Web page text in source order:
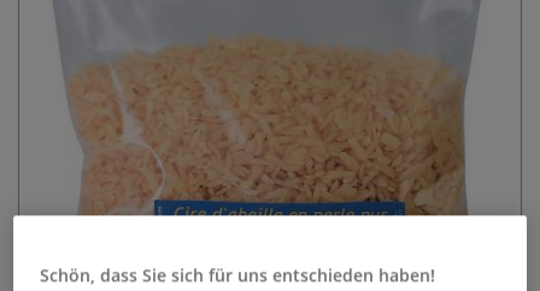
Schön, dass Sie sich für uns entschieden haben!